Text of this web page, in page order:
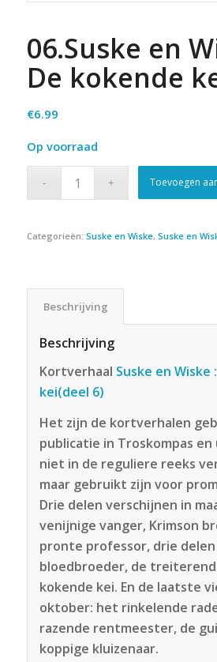
06.Suske en
De kokende
€6.99
Op voorraad
Toevoegen
Categorieën: Suske en Wiske, Suske en
Beschrijving
Beschrijving
Kortverhaal Suske en Wiske
kei(deel 6)
Het zijn de kortverhalen
publicatie in Troskompas
niet in de reguliere reeks
maar gebruikt zijn voor
Drie delen verschijnen in
venijnige vanger, Krimson
pronte professor, drie delen
bloedbroeder, de
kokende kei. En de laatste
oktober: het rinkelende
razende rentmeester, de
koppige kluizenaar.